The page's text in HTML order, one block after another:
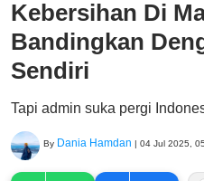
Kebersihan Di
Bandingkan
Sendiri
Tapi admin suka pergi
By Dania Hamdan | 04 Jul 2025,